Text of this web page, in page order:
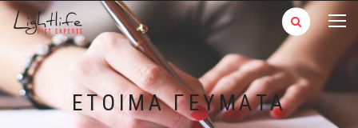
ΈΤΟΙΜΑ ΓΕΎΜΑΤΑ